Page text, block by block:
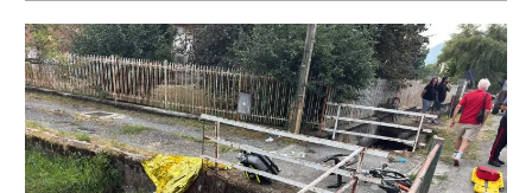
di
Angela Pastore
10 AGOSTO 2026